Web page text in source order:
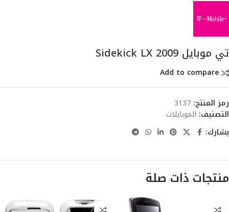
تي موبايل Sidekick LX 2009
Add to compare
رمز المنتج: 3137
التصنيف: الموبايلات
يشارك:
منتجات ذات صلة